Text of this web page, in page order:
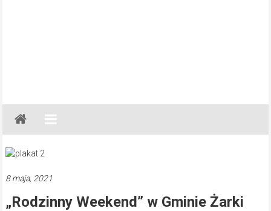
Gazeta
Regionalna
Częstochowa,
Lubliniec,
8 maja, 2021
„Rodzinny Weekend” w Gminie Żarki